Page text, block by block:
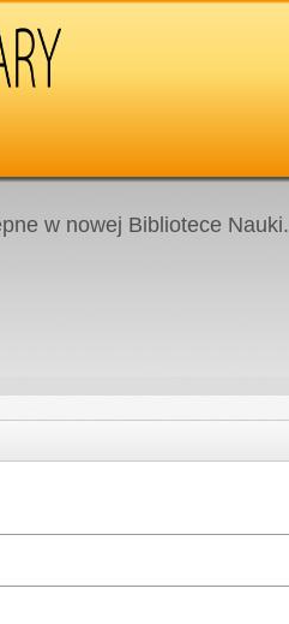
w nowej Bibliotece Nauki.